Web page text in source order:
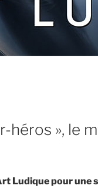
héros », le
Ludique pour une